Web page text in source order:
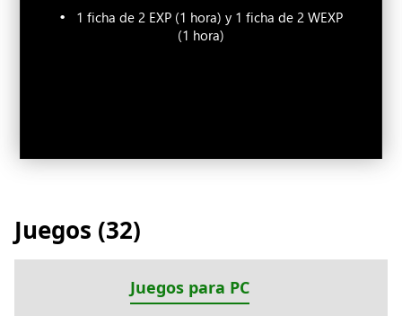
1 ficha de 2 EXP (1 hora) y 1 ficha de 2 WEXP
(1 hora)
Juegos (32)
Juegos para PC